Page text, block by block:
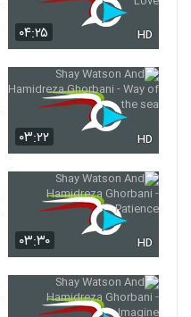
۰۴:۲۵ HD
۰۳:۲۲ HD
۰۳:۳۰ HD